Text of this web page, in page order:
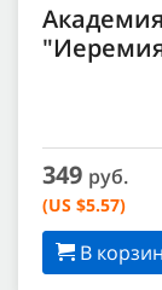
349 руб.
(US $5.57)
В